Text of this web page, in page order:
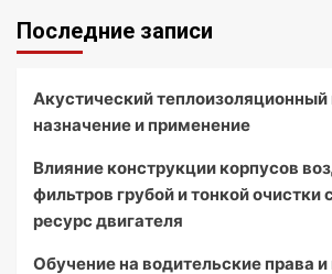
Последние записи
Акустический теплоизоляционный
назначение и применение
Влияние конструкции корпусов
фильтров грубой и тонкой очистки
ресурс двигателя
Обучение на водительские права